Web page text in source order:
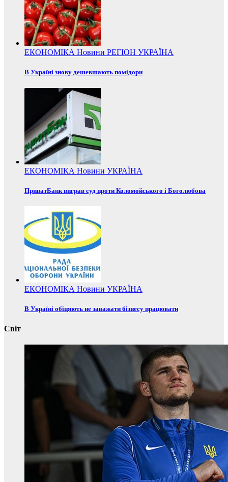
ЕКОНОМІКА Новини РЕГІОН УКРАЇНА
В Україні знову дешевшають помідори
ЕКОНОМІКА Новини УКРАЇНА
ПриватБанк виграв суд проти Коломойського і Боголюбова
ЕКОНОМІКА Новини УКРАЇНА
В Україні обіцяють не заважати бізнесу працювати
Світ